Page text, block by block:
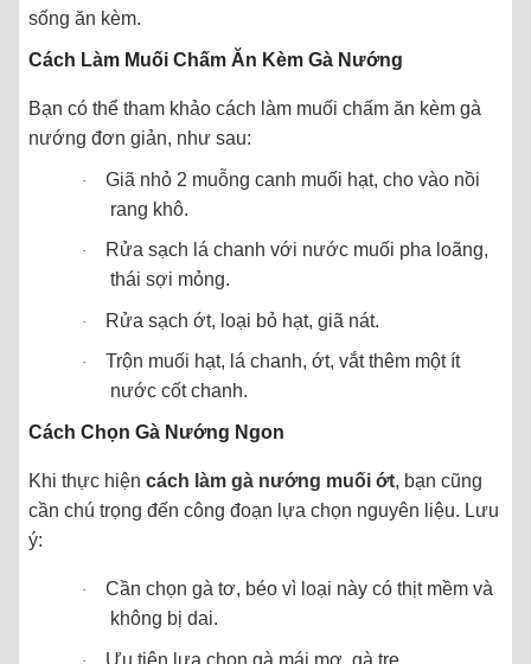
sống ăn kèm.
Cách Làm Muối Chấm Ăn Kèm Gà Nướng
Bạn có thể tham khảo cách làm muối chấm ăn kèm gà
nướng đơn giản, như sau:
·
Giã nhỏ 2 muỗng canh muối hạt, cho vào nồi
rang khô.
·
Rửa sạch lá chanh với nước muối pha loãng,
thái sợi mỏng.
· Rửa sạch ớt, loại bỏ hạt, giã nát.
·
Trộn muối hạt, lá chanh, ớt, vắt thêm một ít
nước cốt chanh.
Cách Chọn Gà Nướng Ngon
Khi thực hiện cách làm gà nướng muối ớt, bạn cũng
cần chú trọng đến công đoạn lựa chọn nguyên liệu. Lưu
ý:
·
Cần chọn gà tơ, béo vì loại này có thịt mềm và
không bị dai.
Ưu tiên lựa chọn gà mái mơ, gà tre…